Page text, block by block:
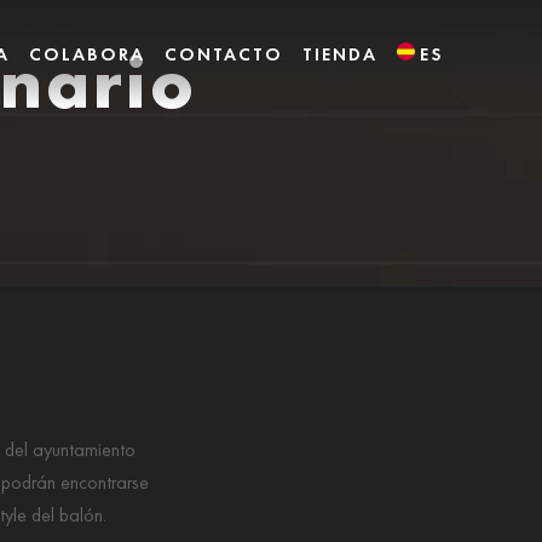
COLABORA CONTACTO TIENDA ES
ayuntamiento
encontrarse
del balón.